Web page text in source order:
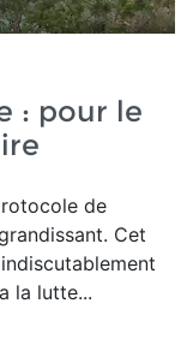
: pour le
de
Cet
la lutte...